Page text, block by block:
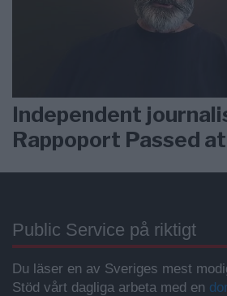
Independent
Rappoport Passed
Public Service på riktigt
Du läser en av Sveriges mest
Stöd vårt dagliga arbeta med en